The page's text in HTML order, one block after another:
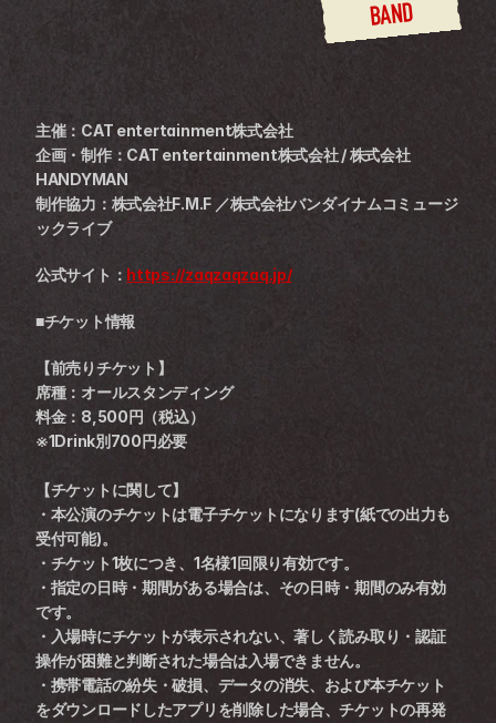
BAND
主催：CAT entertainment株式会社
企画・制作：CAT entertainment株式会社 / 株式会社
HANDYMAN
制作協力：株式会社F.M.F ／株式会社バンダイナムコミュージ
ックライブ
公式サイト： https://zaqzaqzaq.jp/
■チケット情報
【前売りチケット】
席種：オールスタンディング
料金：8,500円（税込）
※1Drink別700円必要
【チケットに関して】
・本公演のチケットは電子チケットになります(紙での出力も
受付可能)。
・チケット1枚につき、1名様1回限り有効です。
・指定の日時・期間がある場合は、その日時・期間のみ有効
です。
・入場時にチケットが表示されない、著しく読み取り・認証
操作が困難と判断された場合は入場できません。
・携帯電話の紛失・破損、データの消失、および本チケット
をダウンロードしたアプリを削除した場合、チケットの再発